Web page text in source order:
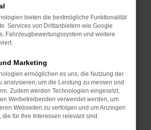
Gerät neu.
helfen, vorübergehende
beheben.
auf dem neuesten Stand
birgt nicht nur ein
sondern kann auch dazu
bestimmte Funktionen nicht mehr
bieten die bestmögliche Funktionalität
Services von Drittanbietern wie Google
Fahrzeugbewertungssystem und weitere
Marketing
ermöglichen es uns, die Nutzung der
analysieren, um die Leistung zu messen und
Zudem werden Technologien eingesetzt,
Werbetreibenden verwendet werden, um
Webseiten zu verfolgen und um Anzeigen
die für Ihre Interessen relevant sind.